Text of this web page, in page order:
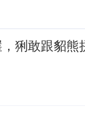
猁敢跟貂熊